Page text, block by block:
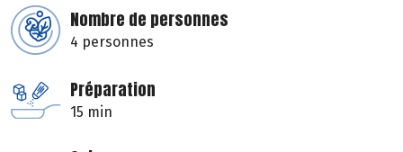
Nombre de personnes
4 personnes
Préparation
15 min